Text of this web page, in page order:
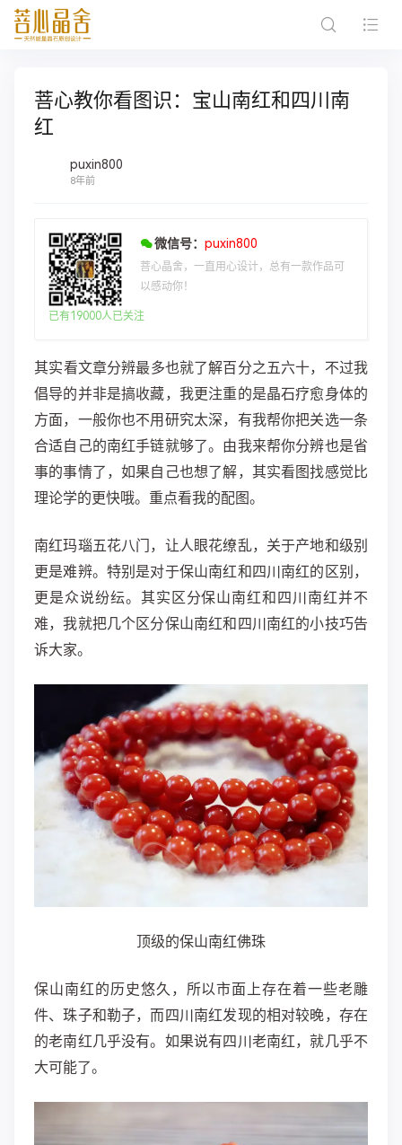
菩心教你看图识：宝山南红和四川南
红
puxin800
8年前
微信号： puxin800
菩心晶舍，一直用心设计，总有一款作品可
以感动你！
已有19000人已关注
​​其实看文章分辨最多也就了解百分之五六十，不过我
倡导的并非是搞收藏，我更注重的是晶石疗愈身体的
方面，一般你也不用研究太深，有我帮你把关选一条
合适自己的南红手链就够了。由我来帮你分辨也是省
事的事情了，如果自己也想了解，其实看图找感觉比
理论学的更快哦。重点看我的配图。
南红玛瑙五花八门，让人眼花缭乱，关于产地和级别
更是难辨。特别是对于保山南红和四川南红的区别，
更是众说纷纭。其实区分保山南红和四川南红并不
难，我就把几个区分保山南红和四川南红的小技巧告
诉大家。
顶级的保山南红佛珠
保山南红的历史悠久，所以市面上存在着一些老雕
件、珠子和勒子，而四川南红发现的相对较晚，存在
的老南红几乎没有。如果说有四川老南红，就几乎不
大可能了。